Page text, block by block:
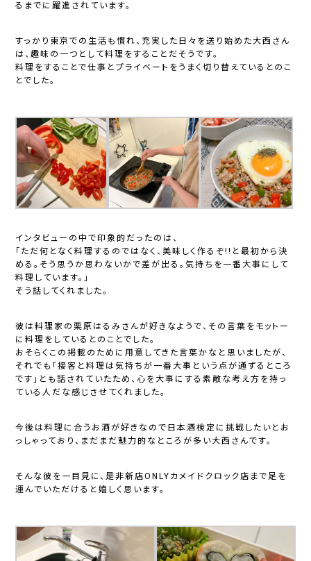
るまでに躍進されています。
すっかり東京での生活も慣れ、充実した日々を送り始めた大西さん
は、趣味の一つとして料理をすることだそうです。
料理をすることで仕事とプライベートをうまく切り替えているとのこ
とでした。
インタビューの中で印象的だったのは、
「ただ何となく料理するのではなく、美味しく作るぞ!!と最初から決
める。そう思うか思わないかで差が出る。気持ちを一番大事にして
料理しています。」
そう話してくれました。
彼は料理家の栗原はるみさんが好きなようで、その言葉をモットー
に料理をしているとのことでした。
おそらくこの掲載のために用意してきた言葉かなと思いましたが、
それでも「接客と料理は気持ちが一番大事という点が通ずるところ
です」とも話されていたため、心を大事にする素敵な考え方を持っ
ている人だな感じさせてくれました。
今後は料理に合うお酒が好きなので日本酒検定に挑戦したいとお
っしゃっており、まだまだ魅力的なところが多い大西さんです。
そんな彼を一目見に、是非新店ONLYカメイドクロック店まで足を
運んでいただけると嬉しく思います。